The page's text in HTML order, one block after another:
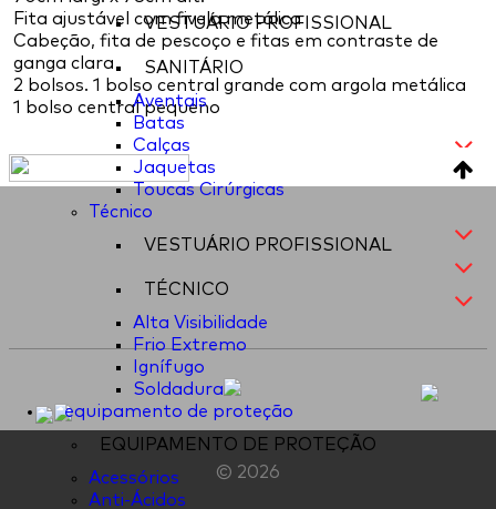
VESTUÁRIO PROFISSIONAL
SANITÁRIO
Aventais
Batas
Calças
Jaquetas
Toucas Cirúrgicas
Técnico
VESTUÁRIO PROFISSIONAL
TÉCNICO
Alta Visibilidade
Frio Extremo
Ignífugo
Soldadura
equipamento de proteção
EQUIPAMENTO DE PROTEÇÃO
Acessórios
Anti-Ácidos
Fita ajustável com fivela metálica
Cabeção, fita de pescoço e fitas em contraste de
ganga clara
2 bolsos. 1 bolso central grande com argola metálica
1 bolso central pequeno
© 2026